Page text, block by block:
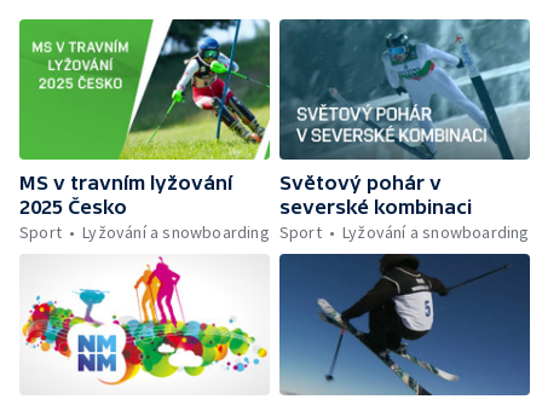
MS v travním lyžování
2025 Česko
Sport
Lyžování a snowboarding
Světový pohár v
severské kombinaci
Sport
Lyžování a snowboarding